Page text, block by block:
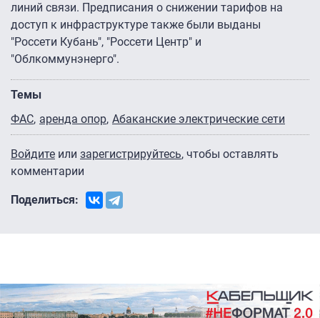
линий связи. Предписания о снижении тарифов на
доступ к инфраструктуре также были выданы
"Россети Кубань", "Россети Центр" и
"Облкоммунэнерго".
Темы
ФАС аренда опор Абаканские электрические сети
Войдите или зарегистрируйтесь, чтобы оставлять
комментарии
Поделиться: